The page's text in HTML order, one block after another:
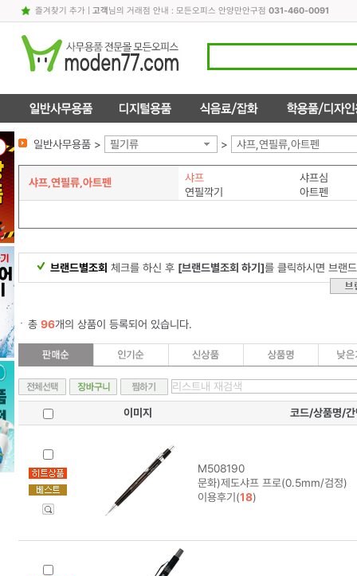
즐겨찾기 추가| 고객님의 거래점 안내 : 모든오피스 안양만안구점 031-460-0091
일반사무용품 > 필기류 > 샤프,연필류,아트펜
샤프,연필류,아트펜 샤프
샤프심
연필깍기
아트펜
브랜드별조회 체크를 하신 후 [브랜드별조회 하기]를 클릭하시면 브랜
총 96개의 상품이 등록되어 있습니다.
이미지 코드/상품명/간
M508190
문화)제도샤프 프로(0.5mm/검정)
이용후기(18)